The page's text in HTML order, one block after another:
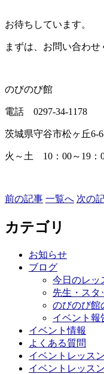
お待ちしています。
まずは、お問い合わせ
のびのび館
電話 0297-34-1178
茨城県守谷市松ヶ丘
火～土 10：00～19：
前の記事 一覧へ 次の
カテゴリ
お知らせ
ブログ
今日のレッ
先生・スタ
のびのび館
イベント報
イベント情報
よくある質問
イベントレッスン
イベントレッスン